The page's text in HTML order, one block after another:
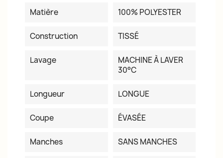
Matière 100% POLYESTER
Construction TISSÉ
Lavage
MACHINE À LAVER
30°C
Longueur LONGUE
Coupe ÉVASÉE
Manches SANS MANCHES